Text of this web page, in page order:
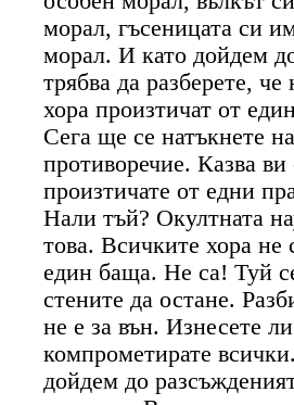
морал, гъсеницата си
морал. И като дойдем
трябва да разберете, че
хора произтичат от
Сега ще се натъкнете
противоречие. Казва
произтичате от едни
Нали тъй? Окултната
това. Всичките хора не
един баща. Не са! Туй
стените да остане.
не е за вън. Изнесете
компрометирате
дойдем до